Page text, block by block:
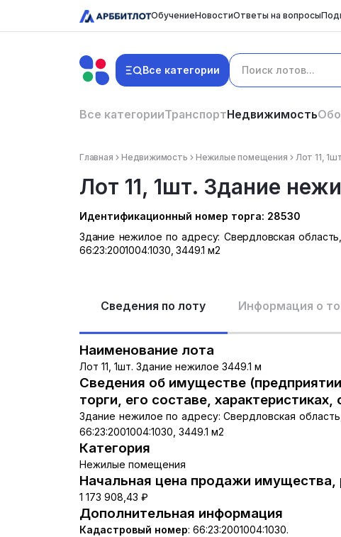
ОбучениеНовостиОтветы на вопросы
Все категории
Все категорииТранспортНедвижимость
Главная Недвижимость Нежилые помещения Лот 11,
Лот 11, 1шт. Здание
Идентификационный номер торга: 28530
Здание нежилое по адресу: Свердловская
66:23:2001004:1030, 3449.1 м2
Сведения по лоту Информация о
Наименование лота
Лот 11, 1шт. Здание нежилое 3449.1 м
Сведения об имуществе
торги, его составе, характеристиках,
Здание нежилое по адресу: Свердловская
66:23:2001004:1030, 3449.1 м2
Категория
Нежилые помещения
Начальная цена продажи имущества,
1 173 908,43 ₽
Дополнительная информация
Кадастровый номер: 66:23:2001004:1030.